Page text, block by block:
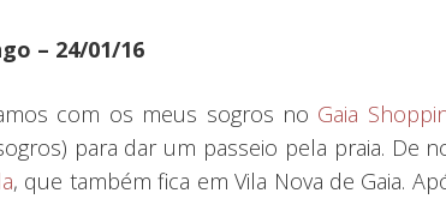
– 24/01/16
com os meus sogros no Gaia
para dar um passeio pela praia. De
, que também fica em Vila Nova de Gaia.